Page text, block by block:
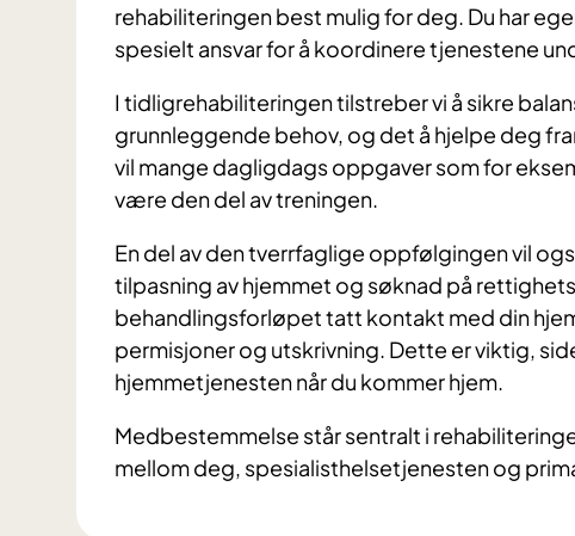
rehabiliteringen best mulig for deg. Du har
spesielt ansvar for å koordinere tjenestene
I tidligrehabiliteringen tilstreber vi å sikre
grunnleggende behov, og det å hjelpe deg
vil mange dagligdags oppgaver som for
være den del av treningen.
En del av den tverrfaglige oppfølgingen vil
tilpasning av hjemmet og søknad på
behandlingsforløpet tatt kontakt med din
permisjoner og utskrivning. Dette er viktig,
hjemmetjenesten når du kommer hjem.
Medbestemmelse står sentralt i
mellom deg, spesialisthelsetjenesten og